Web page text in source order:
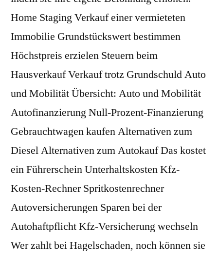
Home Staging Verkauf einer vermieteten
Immobilie Grundstückswert bestimmen
Höchstpreis erzielen Steuern beim
Hausverkauf Verkauf trotz Grundschuld Auto
und Mobilität Übersicht: Auto und Mobilität
Autofinanzierung Null-Prozent-Finanzierung
Gebrauchtwagen kaufen Alternativen zum
Diesel Alternativen zum Autokauf Das kostet
ein Führerschein Unterhaltskosten Kfz-
Kosten-Rechner Spritkostenrechner
Autoversicherungen Sparen bei der
Autohaftpflicht Kfz-Versicherung wechseln
Wer zahlt bei Hagelschaden, noch können sie